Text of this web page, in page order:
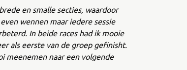
en smalle secties, waardoor
wennen maar iedere sessie
In beide races had ik mooie
als eerste van de groep gefinisht.
meenemen naar een volgende